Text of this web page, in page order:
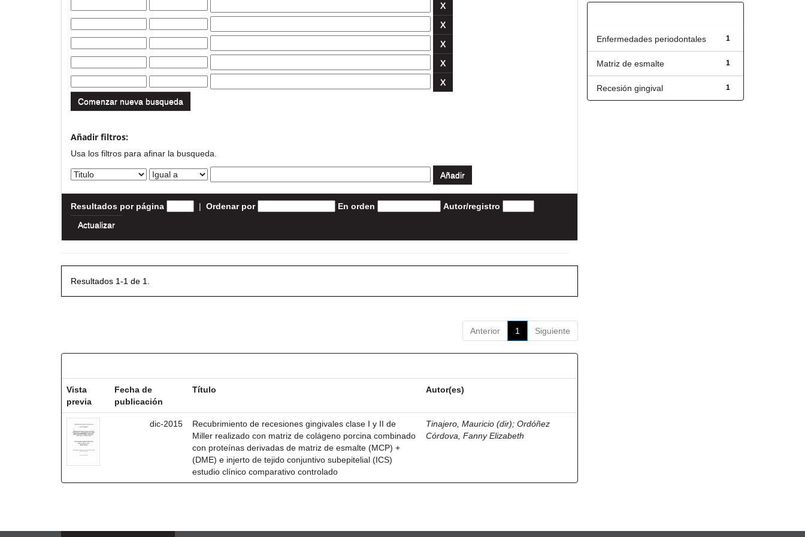
Comenzar nueva busqueda
Añadir filtros:
Usa los filtros para afinar la busqueda.
Resultados por página | Ordenar por En orden Autor/registro
Resultados 1-1 de 1.
Anterior 1 Siguiente
Vista
previa
Fecha de
publicación
Título Autor(es)
dic-2015
Recubrimiento de recesiones gingivales clase I y II de
Miller realizado con matriz de colágeno porcina combinado
con proteínas derivadas de matriz de esmalte (MCP) +
(DME) e injerto de tejido conjuntivo subepitelial (ICS)
estudio clínico comparativo controlado
Tinajero, Mauricio (dir);Ordóñez
Córdova, Fanny Elizabeth
1
Enfermedades periodontales
1
Matriz de esmalte
1
Recesión gingival